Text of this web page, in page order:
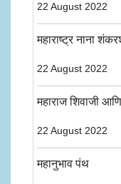
22 August 2022
महाराष्ट्र नाना
22 August 2022
महाराज शिवाजी आणि
22 August 2022
महानुभाव पंथ